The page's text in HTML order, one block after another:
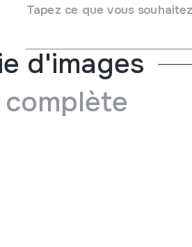
Tapez ce que vous
de musique Cordes->Pincées
d'images
complète